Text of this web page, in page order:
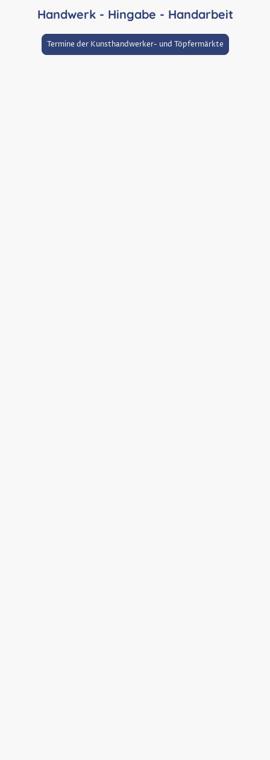
Handwerk - Hingabe - Handarbeit
Termine der Kunsthandwerker- und Töpfermärkte